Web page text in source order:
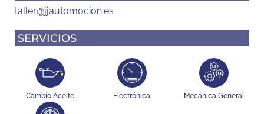
taller@jjautomocion.es
SERVICIOS
Cambio Aceite Electrónica Mecánica General